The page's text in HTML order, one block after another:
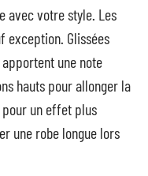
avec votre style. Les
Glissées
une note
hauts pour allonger la
un effet plus
une robe longue lors